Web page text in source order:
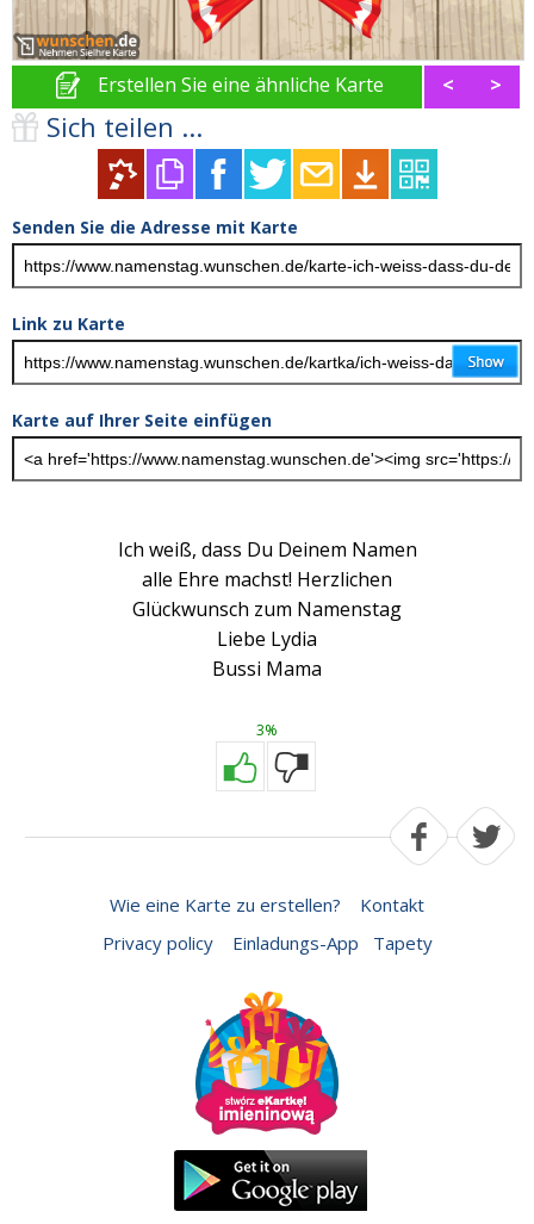
Erstellen Sie eine ähnliche Karte < >
Sich teilen ...
Senden Sie die Adresse mit Karte
Link zu Karte
Karte auf Ihrer Seite einfügen
Ich weiß, dass Du Deinem Namen
alle Ehre machst! Herzlichen
Glückwunsch zum Namenstag
Liebe Lydia
Bussi Mama
3%
Wie eine Karte zu erstellen?
Kontakt
Privacy policy
Einladungs-App Tapety